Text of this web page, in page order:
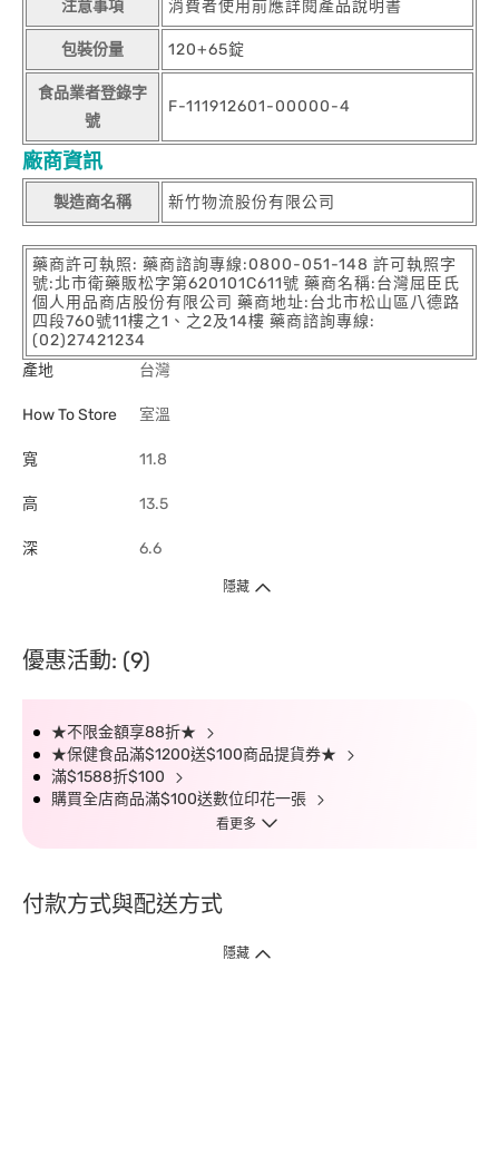
注意事項 消費者使用前應詳閱產品說明書
包裝份量 120+65錠
食品業者登錄字
號
F-111912601-00000-4
廠商資訊
製造商名稱 新竹物流股份有限公司
藥商許可執照: 藥商諮詢專線:0800-051-148 許可執照字
號:北市衛藥販松字第620101C611號 藥商名稱:台灣屈臣氏
個人用品商店股份有限公司 藥商地址:台北市松山區八德路
四段760號11樓之1、之2及14樓 藥商諮詢專線:
(02)27421234
產地
台灣
How To Store 室溫
寬 11.8
高 13.5
深 6.6
隱藏
優惠活動: (9)
★不限金額享88折★
★保健食品滿$1200送$100商品提貨券★
滿$1588折$100
購買全店商品滿$100送數位印花一張
看更多
付款方式與配送方式
隱藏